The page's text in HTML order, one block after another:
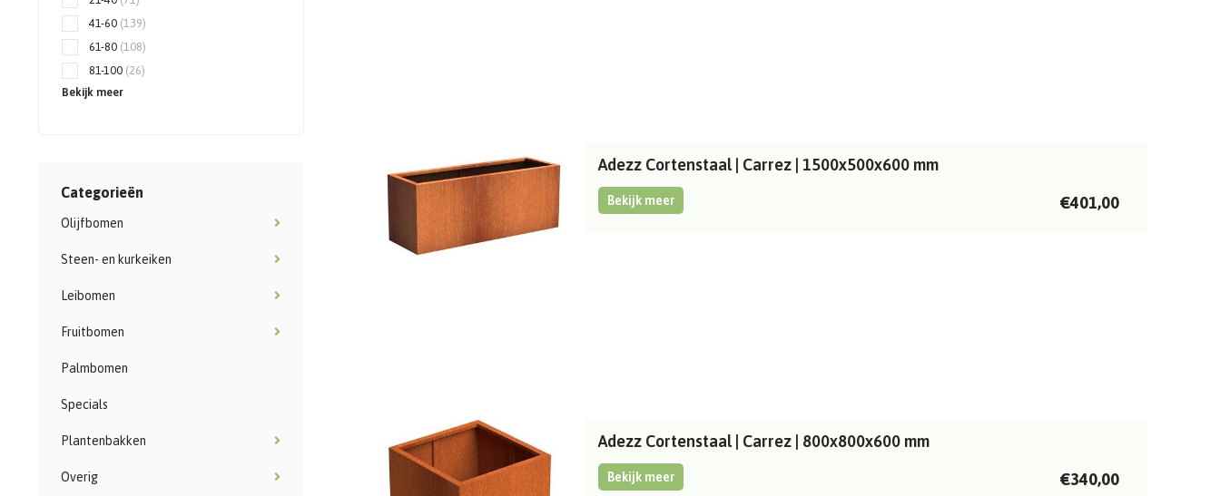
41-60 (139)
61-80 (108)
81-100 (26)
Bekijk meer
Categorieën
Olijfbomen
Steen- en kurkeiken
Leibomen
Fruitbomen
Palmbomen
Specials
Plantenbakken
Overig
Adezz Cortenstaal | Carrez | 1500x500x600 mm
Bekijk meer €401,00
Adezz Cortenstaal | Carrez | 800x800x600 mm
Bekijk meer €340,00